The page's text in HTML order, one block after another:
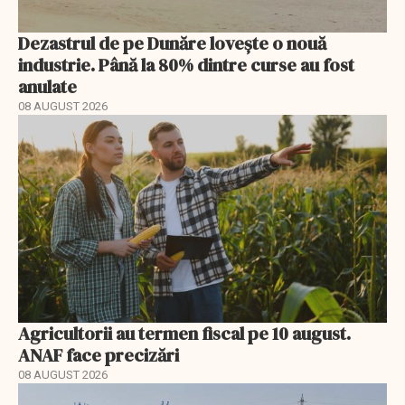
Dezastrul de pe Dunăre lovește o nouă
industrie. Până la 80% dintre curse au fost
anulate
08 AUGUST 2026
Agricultorii au termen fiscal pe 10 august.
ANAF face precizări
08 AUGUST 2026